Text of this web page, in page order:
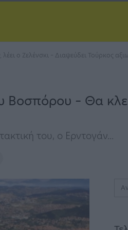
ο Ζελένσκι – Διαψεύδει Τούρκος
– Θα
του, ο Ερντογάν...